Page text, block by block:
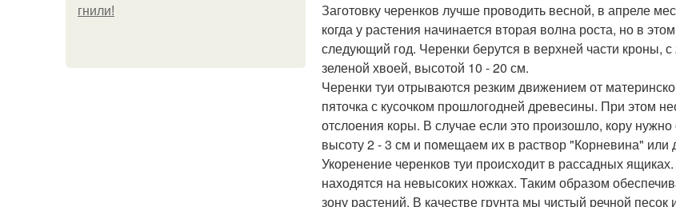
гнили!
Заготовку черенков лучше проводить весной, в апреле
когда у растения начинается вторая волна роста, но в
следующий год. Черенки берутся в верхней части кроны,
зеленой хвоей, высотой 10 - 20 см.
Черенки туи отрываются резким движением от
пяточка с кусочком прошлогодней древесины. При этом
отслоения коры. В случае если это произошло, кору
высоту 2 - 3 см и помещаем их в раствор "Корневина" или
Укоренение черенков туи происходит в рассадных
находятся на невысоких ножках. Таким образом
зону растений. В качестве грунта мы чистый речной